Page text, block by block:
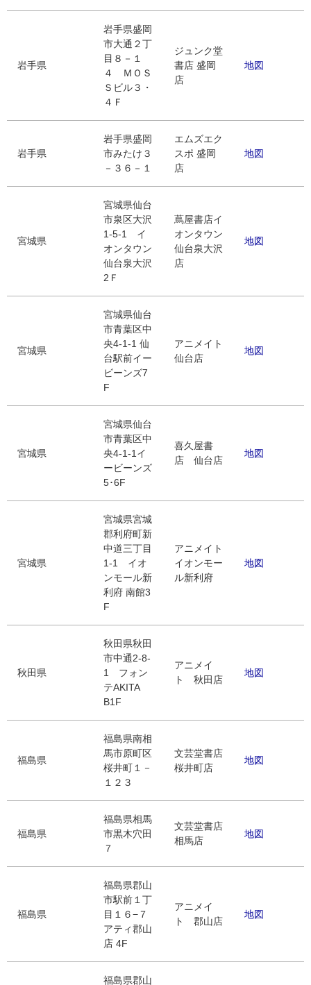
岩手県
岩手県盛岡
市大通２丁
目８－１
４ ＭＯＳ
Ｓビル３・
４Ｆ
ジュンク堂
書店 盛岡
店
地図
岩手県
岩手県盛岡
市みたけ３
－３６－１
エムズエク
スポ 盛岡
店
地図
宮城県
宮城県仙台
市泉区大沢
1-5-1 イ
オンタウン
仙台泉大沢
2Ｆ
蔦屋書店イ
オンタウン
仙台泉大沢
店
地図
宮城県
宮城県仙台
市青葉区中
央4-1-1 仙
台駅前イー
ビーンズ7
F
アニメイト
仙台店
地図
宮城県
宮城県仙台
市青葉区中
央4-1-1イ
ービーンズ
5･6F
喜久屋書
店 仙台店
地図
宮城県
宮城県宮城
郡利府町新
中道三丁目
1-1 イオ
ンモール新
利府 南館3
F
アニメイト
イオンモー
ル新利府
地図
秋田県
秋田県秋田
市中通2-8-
1 フォン
テAKITA
B1F
アニメイ
ト 秋田店
地図
福島県
福島県南相
馬市原町区
桜井町１－
１２３
文芸堂書店
桜井町店
地図
福島県
福島県相馬
市黒木穴田
７
文芸堂書店
相馬店
地図
福島県
福島県郡山
市駅前１丁
目１６−７
アティ郡山
店 4F
アニメイ
ト 郡山店
地図
福島県郡山